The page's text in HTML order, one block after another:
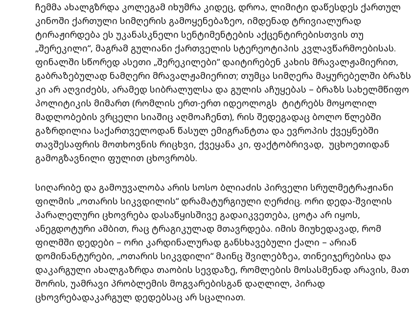
ჩემმა ახალგზრდა კოლეგამ იხუმრა კიდეც, დროა, ლიმიტი დაწესდეს ქართულ
კინოში ქართული სიმღერის გამოყენებაზეო, იმდენად ტრივიალურად
ტირაჟირდება ეს უკანასკნელი სენტიმენტების აქცენტირებისთვის თუ
„შერეკილი“, მაგრამ გულიანი ქართველის სტერეოტიპის კვლავწარმოებისას.
ფინალში სწორედ ასეთი „შერეკილები“ დაიტირებენ კახის მრავალჟამიერით,
გაბრაზებულად ნამღერი მრავალჟამიერით; თუმცა სიმღერა მაყურებელში ბრაზს
კი არ აღვიძებს, არამედ სიბრალულსა და გულის აჩუყებას – ბრაზს სახელმწიფო
პოლიტიკის მიმართ (რომლის ერთ-ერთ იდეოლოგს ტიტრებს მოყოლილ
მადლობების ვრცელი სიაშიც აღმოაჩენთ), რის შედეგადაც ბოლო წლებში
გაზრდილია საქართველოდან წასულ ემიგრანტთა და ევროპის ქვეყნებში
თავშესაფრის მოთხოვნის რიცხვი, ქვეყანა კი, ფაქტობრივად, უცხოეთიდან
გამოგზავნილი ფულით ცხოვრობს.
სიღარიბე და გამოუვალობა არის სოსო ბლიაძის პირველი სრულმეტრაჟიანი
ფილმის „ოთარის სიკვდილის“ დრამატურგიული ღერძიც. ორი დედა-შვილის
პარალელური ცხოვრება დასაწყისშივე გადაიკვეთება, ცოტა არ იყოს,
ანეგდოტური ამბით, რაც ტრაგიკულად მთავრდება. იმის მიუხედავად, რომ
ფილმში დედები – ორი კარდინალურად განსხავებული ქალი – არიან
დომინანტურები, „ოთარის სიკვდილი“ მაინც შვილებზეა, თინეიჯერებისა და
დაკარგული ახალგაზრდა თაობის სევდაზე, რომლების მოსასმენად არავის, მათ
შორის, უამრავი პრობლემის მოგვარებისგან დაღლილ, პირად
ცხოვრებადაკარგულ დედებსაც არ სცალიათ.